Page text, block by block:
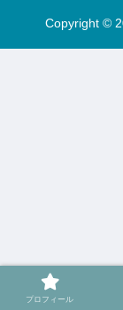
Copyright ©
プロフィール